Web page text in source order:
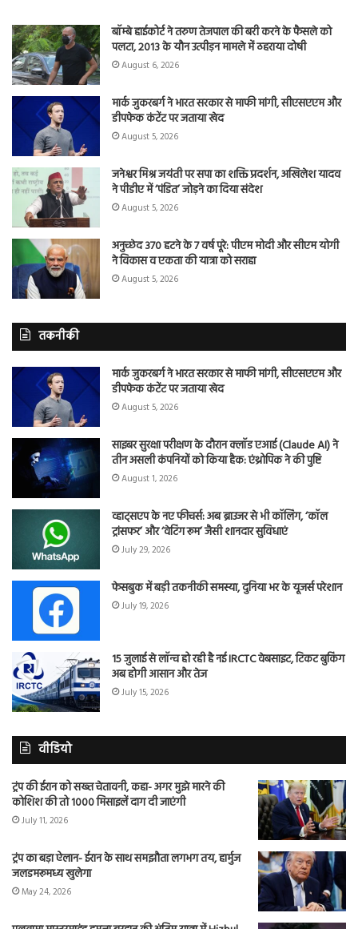
बॉम्बे हाईकोर्ट ने तरुण तेजपाल की बरी करने के फैसले को
पलटा, 2013 के यौन उत्पीड़न मामले में ठहराया दोषी
August 6, 2026
मार्क जुकरबर्ग ने भारत सरकार से माफी मांगी, सीएसएएम और
डीपफेक कंटेंट पर जताया खेद
August 5, 2026
जनेश्वर मिश्र जयंती पर सपा का शक्ति प्रदर्शन, अखिलेश यादव
ने पीडीए में ‘पंडित’ जोड़ने का दिया संदेश
August 5, 2026
अनुच्छेद 370 हटने के 7 वर्ष पूरे: पीएम मोदी और सीएम योगी
ने विकास व एकता की यात्रा को सराहा
August 5, 2026
तकनीकी
मार्क जुकरबर्ग ने भारत सरकार से माफी मांगी, सीएसएएम और
डीपफेक कंटेंट पर जताया खेद
August 5, 2026
साइबर सुरक्षा परीक्षण के दौरान क्लॉड एआई (Claude AI) ने
तीन असली कंपनियों को किया हैक: एंथ्रोपिक ने की पुष्टि
August 1, 2026
व्हाट्सएप के नए फीचर्स: अब ब्राउजर से भी कॉलिंग, ‘कॉल
ट्रांसफर’ और ‘वेटिंग रूम’ जैसी शानदार सुविधाएं
July 29, 2026
फेसबुक में बड़ी तकनीकी समस्या, दुनिया भर के यूजर्स परेशान
July 19, 2026
15 जुलाई से लॉन्च हो रही है नई IRCTC वेबसाइट, टिकट बुकिंग
अब होगी आसान और तेज
July 15, 2026
वीडियो
ट्रंप की ईरान को सख्त चेतावनी, कहा- अगर मुझे मारने की
कोशिश की तो 1000 मिसाइलें दाग दी जाएंगी
July 11, 2026
ट्रंप का बड़ा ऐलान- ईरान के साथ समझौता लगभग तय, हार्मुज
जलडमरूमध्य खुलेगा
May 24, 2026